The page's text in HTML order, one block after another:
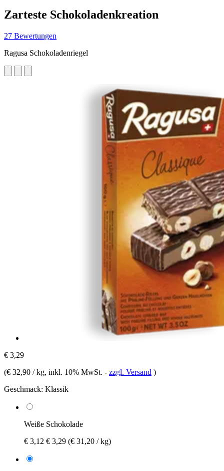
Zarteste Schokoladenkreation
27 Bewertungen
Ragusa Schokoladenriegel
€ 3,29
(€ 32,90 / kg, inkl. 10% MwSt. - zzgl. Versand )
Geschmack: Klassik
Weiße Schokolade
€ 3,12 € 3,29 (€ 31,20 / kg)